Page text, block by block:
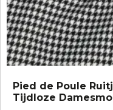
Pied de Poule
Tijdloze